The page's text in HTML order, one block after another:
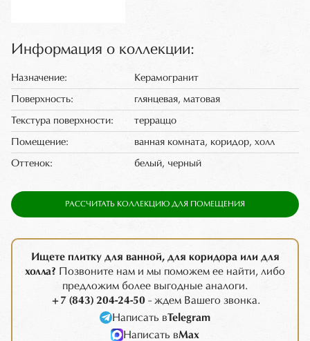
Информация о коллекции:
Назначение: Керамогранит
Поверхность: глянцевая, матовая
Текстура поверхности: терраццо
Помещение: ванная комната, коридор, холл
Оттенок: белый, черный
РАССЧИТАТЬ КОЛЛЕКЦИЮ ДЛЯ ПОМЕЩЕНИЯ
Ищете плитку для ванной, для коридора или для
холла? Позвоните нам и мы поможем ее найти, либо
предложим более выгодные аналоги.
+7 (843) 204-24-50- ждем Вашего звонка.
Написать вTelegram
Написать вMax